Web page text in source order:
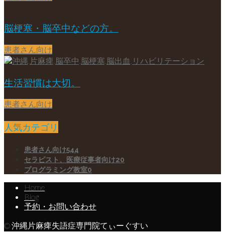
脳梗塞・脳卒中などの方。
患者さん向け
生活習慣は大切。
患者さん向け
人気カテゴリ
患者さん向け544
セラピスト、医療従事者向け20
プログラミング教室0
Home
Blog
予約・お問い合わせ
© 沖縄片麻痺失語症専門院てぃーぐすい